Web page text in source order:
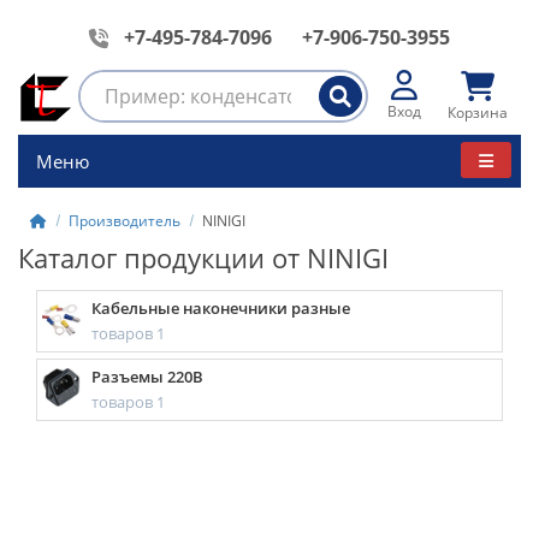
+7-495-784-7096 +7-906-750-3955
Вход Корзина
Меню
Производитель NINIGI
Каталог продукции от NINIGI
Кабельные наконечники разные
товаров 1
Разъемы 220В
товаров 1